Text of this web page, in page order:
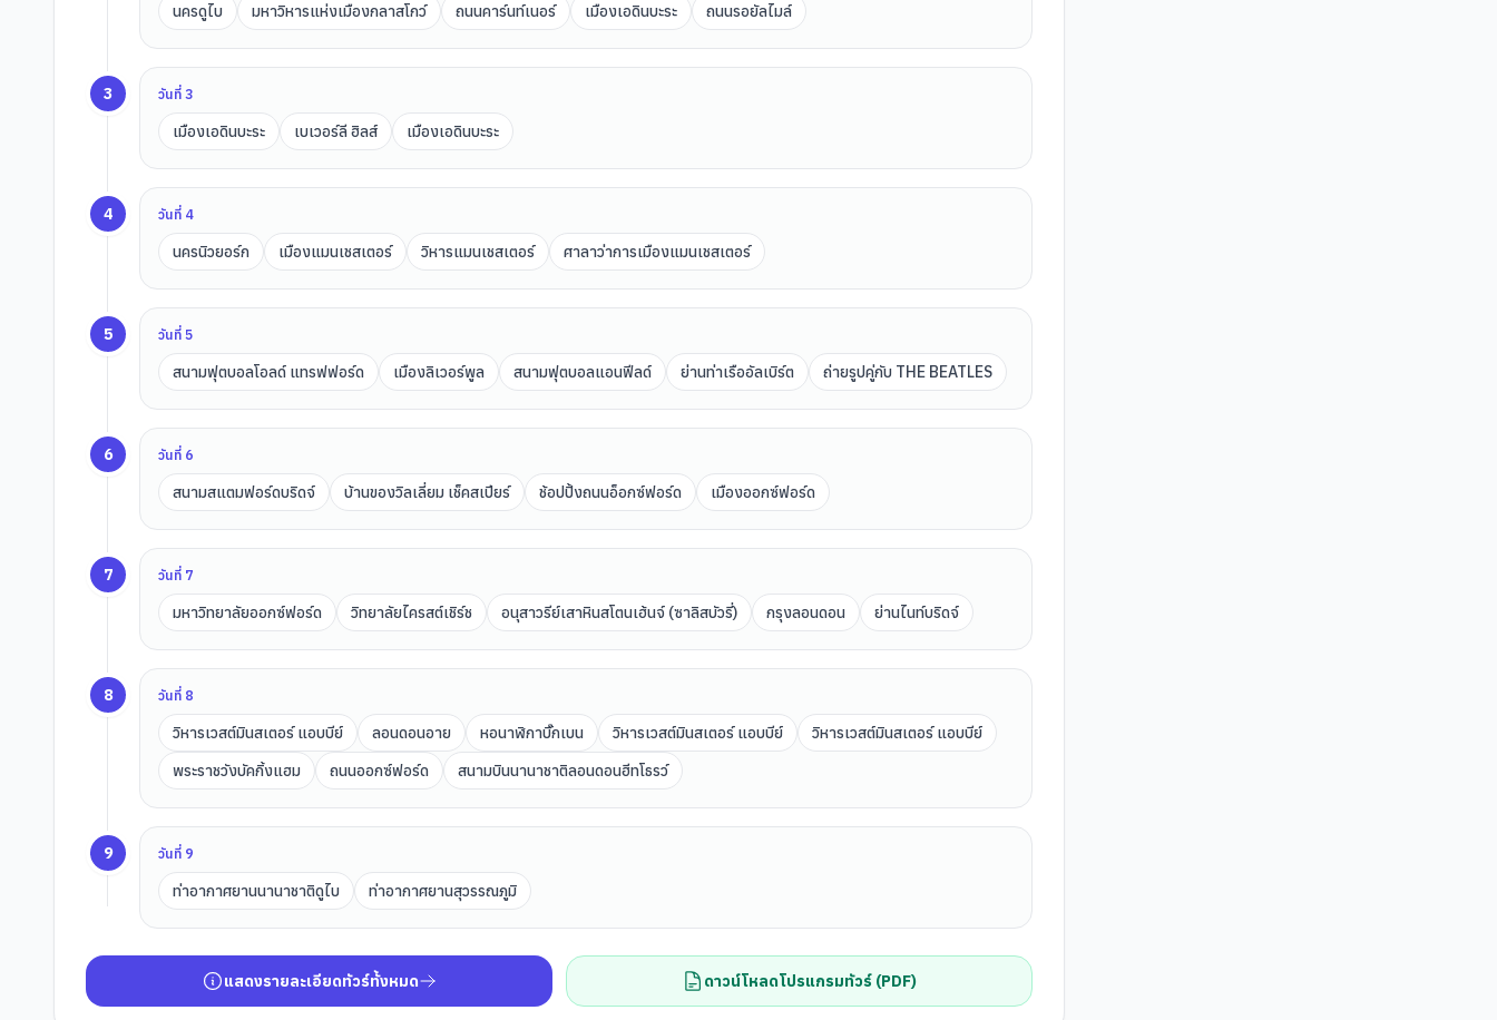
นครดูไบ มหาวิหารแห่งเมืองกลาสโกว์ ถนนคาร์นท์เนอร์ เมืองเอดินบะระ ถนนรอยัลไมล์
3 วันที่3
เมืองเอดินบะระ เบเวอร์ลี ฮิลส์ เมืองเอดินบะระ
4 วันที่ 4
นครนิวยอร์ก เมืองแมนเชสเตอร์ วิหารแมนเชสเตอร์ ศาลาว่าการเมืองแมนเชสเตอร์
5 วันที่5
สนามฟุตบอลโอลด์ แทรฟฟอร์ด เมืองลิเวอร์พูล สนามฟุตบอลแอนฟีลด์ ย่านท่าเรืออัลเบิร์ต ถ่ายรูปคู่กับ THE BEATLES
6 วันที่ 6
สนามสแตมฟอร์ดบริดจ์ บ้านของวิลเลี่ยม เช็คสเปียร์ ช้อปปิ้งถนนอ็อกซ์ฟอร์ด เมืองออกซ์ฟอร์ด
7 วันที่ 7
มหาวิทยาลัยออกซ์ฟอร์ด วิทยาลัยไครสต์เชิร์ช อนุสาวรีย์เสาหินสโตนเฮ้นจ์ (ซาลิสบัวรี่) กรุงลอนดอน ย่านไนท์บริดจ์
8 วันที่ 8
วิหารเวสต์มินสเตอร์ แอบบีย์ ลอนดอนอาย หอนาฬิกาบิ๊กเบน วิหารเวสต์มินสเตอร์ แอบบีย์
วิหารเวสต์มินสเตอร์ แอบบีย์
พระราชวังบัคกิ้งแฮม
ถนนออกซ์ฟอร์ด สนามบินนานาชาติลอนดอนฮีทโธรว์
9 วันที่ 9
ท่าอากาศยานนานาชาติดูไบ ท่าอากาศยานสุวรรณภูมิ
แสดงรายละเอียดทัวร์ทั้งหมด ดาวน์โหลดโปรแกรมทัวร์ (PDF)